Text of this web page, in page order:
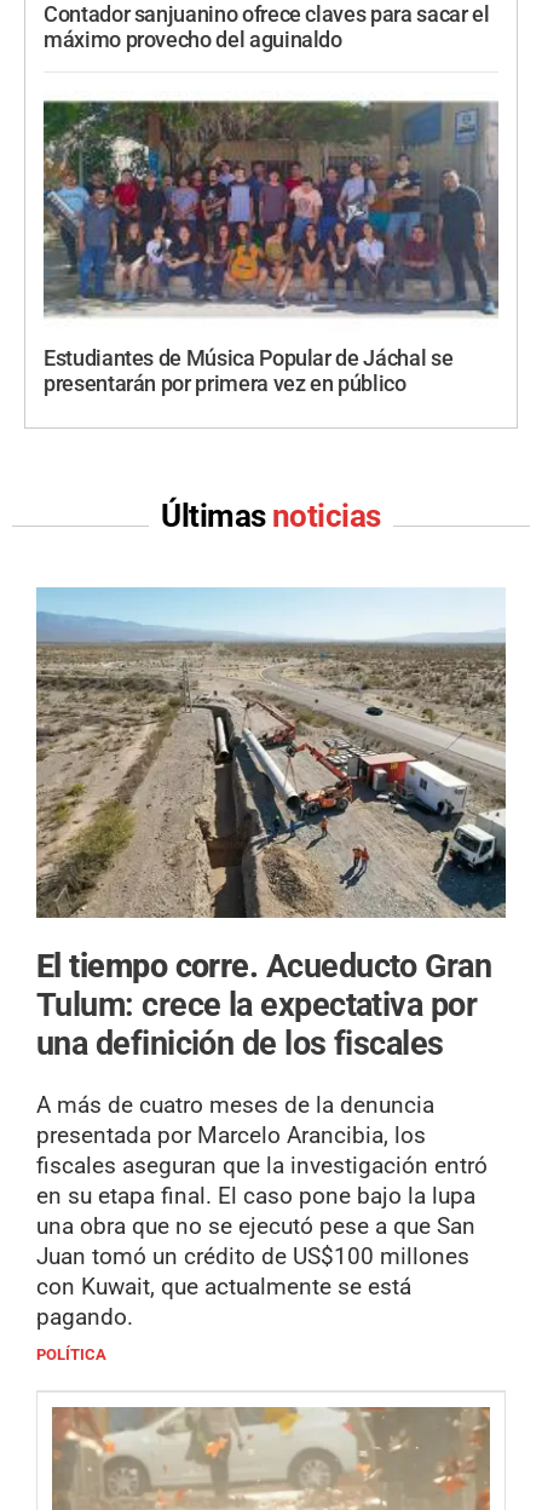
Contador sanjuanino ofrece claves para sacar el
máximo provecho del aguinaldo
Estudiantes de Música Popular de Jáchal se
presentarán por primera vez en público
Últimas noticias
El tiempo corre. Acueducto Gran
Tulum: crece la expectativa por
una definición de los fiscales
A más de cuatro meses de la denuncia
presentada por Marcelo Arancibia, los
fiscales aseguran que la investigación entró
en su etapa final. El caso pone bajo la lupa
una obra que no se ejecutó pese a que San
Juan tomó un crédito de US$100 millones
con Kuwait, que actualmente se está
pagando.
POLÍTICA